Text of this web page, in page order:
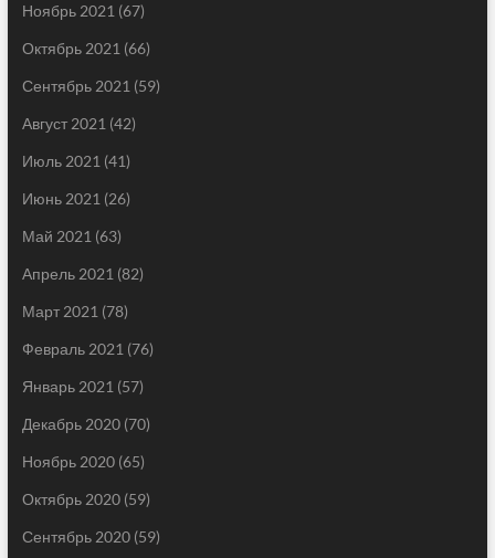
Ноябрь 2021 (67)
Октябрь 2021 (66)
Сентябрь 2021 (59)
Август 2021 (42)
Июль 2021 (41)
Июнь 2021 (26)
Май 2021 (63)
Апрель 2021 (82)
Март 2021 (78)
Февраль 2021 (76)
Январь 2021 (57)
Декабрь 2020(70)
Ноябрь 2020(65)
Октябрь 2020(59)
Сентябрь 2020(59)